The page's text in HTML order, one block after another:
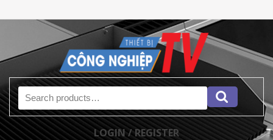
Search for:
LOGIN / REGISTER